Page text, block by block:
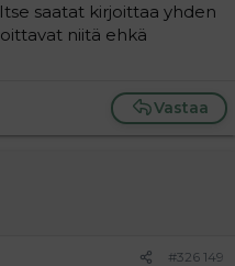
saatat kirjoittaa yhden
niitä ehkä
Vastaa
#326 149